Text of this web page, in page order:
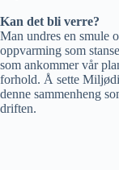
Kan det bli verre?
Man undres en smule
oppvarming som
som ankommer vår
forhold. Å sette
denne sammenheng
driften.